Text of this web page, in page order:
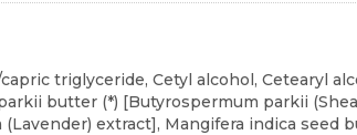
triglyceride, Cetyl alcohol, Cetearyl
butter (*) [Butyrospermum parkii
extract], Mangifera indica seed